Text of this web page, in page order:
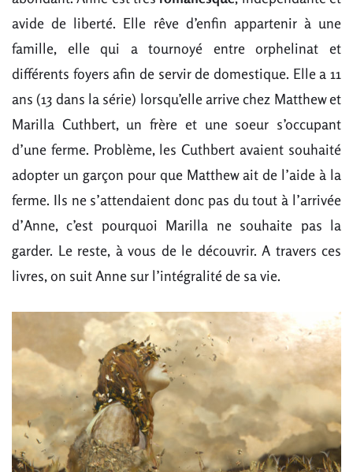
avide de liberté. Elle rêve d’enfin appartenir à une
famille, elle qui a tournoyé entre orphelinat et
différents foyers afin de servir de domestique. Elle a 11
ans (13 dans la série) lorsqu’elle arrive chez Matthew et
Marilla Cuthbert, un frère et une soeur s’occupant
d’une ferme. Problème, les Cuthbert avaient souhaité
adopter un garçon pour que Matthew ait de l’aide à la
ferme. Ils ne s’attendaient donc pas du tout à l’arrivée
d’Anne, c’est pourquoi Marilla ne souhaite pas la
garder. Le reste, à vous de le découvrir. A travers ces
livres, on suit Anne sur l’intégralité de sa vie.